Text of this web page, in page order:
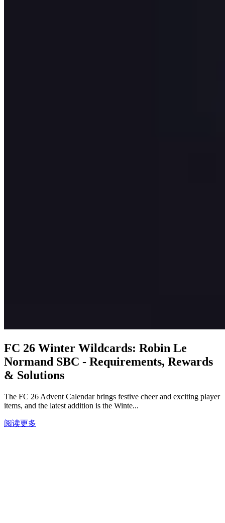
FC 26 Winter Wildcards: Robin Le
Normand SBC - Requirements, Rewards
& Solutions
The FC 26 Advent Calendar brings festive cheer and exciting player
items, and the latest addition is the Winte...
阅读更多